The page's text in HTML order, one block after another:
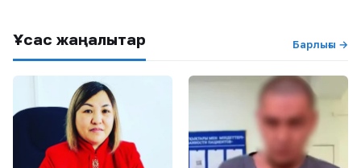
Ұқсас жаңалықтар Барлығы →